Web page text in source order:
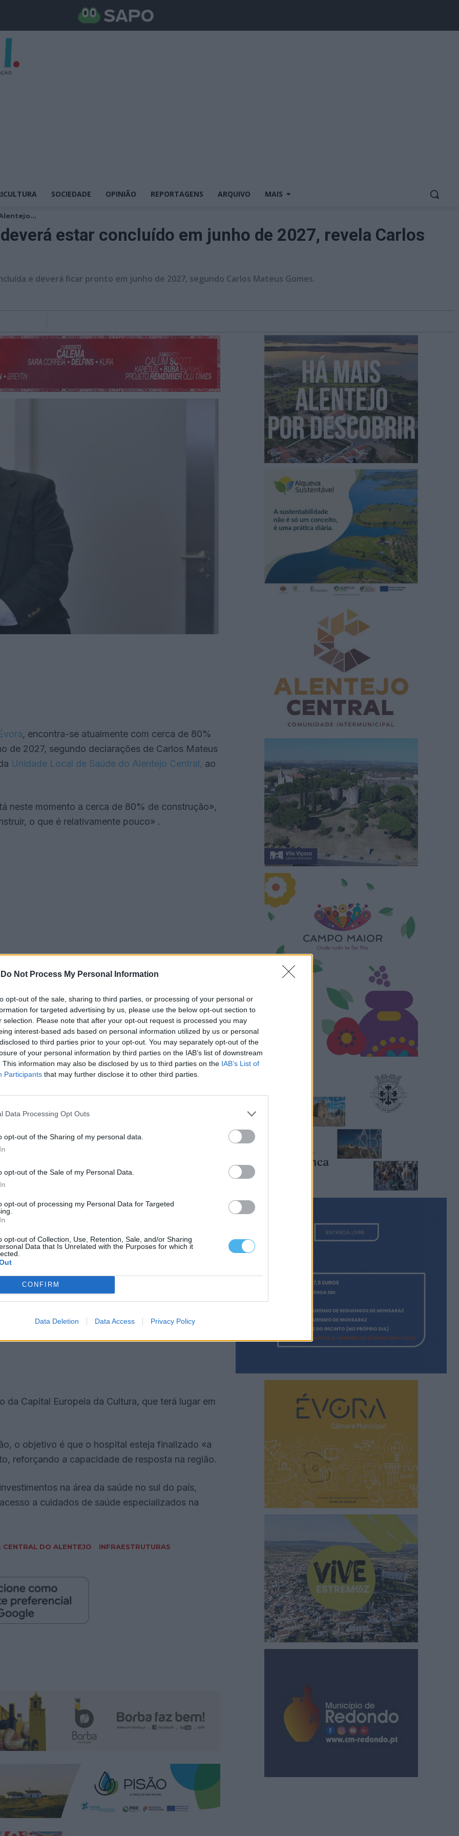
Do Not Process My Personal Information
opt-out of the sale, sharing to third parties, or processing of your personal or
for targeted advertising by us, please use the below opt-out section to
selection. Please note that after your opt-out request is processed you may
interest-based ads based on personal information utilized by us or personal
to third parties prior to your opt-out. You may separately opt-out of the
of your personal information by third parties on the IAB’s list of downstream
This information may also be disclosed by us to third parties on the IAB’s List of
Participants that may further disclose it to other third parties.
Data Processing Opt Outs
opt-out of the Sharing of my personal data.
opt-out of the Sale of my Personal Data.
opt-out of processing my Personal Data for Targeted
opt-out of Collection, Use, Retention, Sale, and/or Sharing
Data that Is Unrelated with the Purposes for which it
CONFIRM
Data Deletion Data Access Privacy Policy
SOCIEDADE OPINIÃO REPORTAGENS ARQUIVO MAIS
estar concluído em junho de 2027, revela Carlos
e deverá ficar pronto em junho de 2027, segundo Carlos Mateus Gomes.
, encontra-se atualmente com cerca de 80%
de 2027, segundo declarações de Carlos Mateus
Unidade Local de Saúde do Alentejo Central, ao
neste momento a cerca de 80% de construção»,
o que é relativamente pouco» .
a conclusão da empreitada está definido para
é antecipar esse calendário.
a obra concluída», afirmou, explicando que, após
testes e procedimentos legais.
para fazer testes e licenciamentos, enfim, tudo
o compromisso assumido internamente e
hospital implica intervenções complementares
vai haver mais alguns buracos porque vai ter que
ser feitas pela cidade», afirmou, sublinhando que
apoio financeiro ao município para
para poder avançar com todas as
Capital Europeia da Cultura, que terá lugar em
o objetivo é que o hospital esteja finalizado «a
reforçando a capacidade de resposta na região.
na área da saúde no sul do país,
a cuidados de saúde especializados na
CENTRAL DO ALENTEJO
INFRAESTRUTURAS